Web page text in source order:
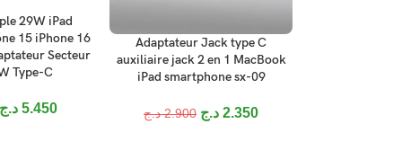
29W iPad
15 iPhone 16
Secteur
Type-C
5.450 د.ج
AJOUTER AU PANIER
Adaptateur Jack type C
auxiliaire jack 2 en 1 MacBook
iPad smartphone sx-09
2.900 د.ج 2.350 د.ج